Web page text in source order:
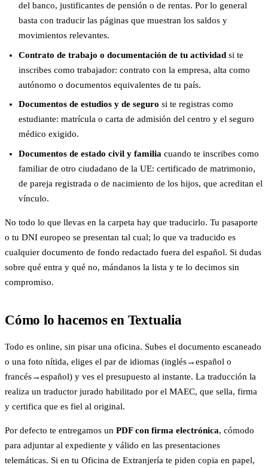
del banco, justificantes de pensión o de rentas. Por lo general
basta con traducir las páginas que muestran los saldos y
movimientos relevantes.
Contrato de trabajo o documentación de tu actividadsi te
inscribes como trabajador: contrato con la empresa, alta como
autónomo o documentos equivalentes de tu país.
Documentos de estudios y de seguro si te registras como
estudiante: matrícula o carta de admisión del centro y el seguro
médico exigido.
Documentos de estado civil y familia cuando te inscribes como
familiar de otro ciudadano de la UE: certificado de matrimonio,
de pareja registrada o de nacimiento de los hijos, que acreditan el
vínculo.
No todo lo que llevas en la carpeta hay que traducirlo. Tu pasaporte
o tu DNI europeo se presentan tal cual; lo que va traducido es
cualquier documento de fondo redactado fuera del español. Si dudas
sobre qué entra y qué no, mándanos la lista y te lo decimos sin
compromiso.
Cómo lo hacemos en Textualia
Todo es online, sin pisar una oficina. Subes el documento escaneado
o una foto nítida, eliges el par de idiomas (inglés→español o
francés→español) y ves el presupuesto al instante. La traducción la
realiza un traductor jurado habilitado por el MAEC, que sella, firma
y certifica que es fiel al original.
Por defecto te entregamos un PDF con firma electrónica, cómodo
para adjuntar al expediente y válido en las presentaciones
telemáticas. Si en tu Oficina de Extranjería te piden copia en papel,